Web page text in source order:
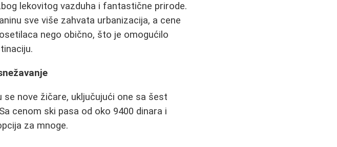
lekovitog vazduha i fantastične prirode.
sve više zahvata urbanizacija, a cene
nego obično, što je omogućilo
nove žičare, uključujući one sa šest
cenom ski pasa od oko 9400 dinara i
za mnoge.